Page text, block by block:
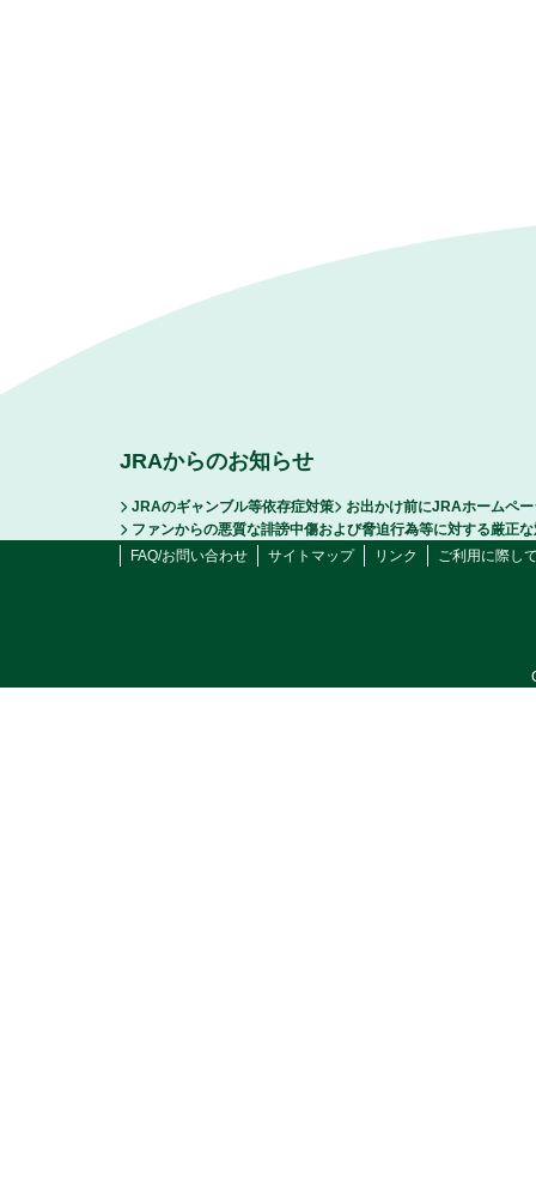
JRAからのお知らせ
JRAのギャンブル等依存症対策
お出かけ前にJRAホームペ
ファンからの悪質な誹謗中傷および脅迫行為等に対する厳正
FAQ/お問い合わせ
サイトマップ リンク ご利用に際し